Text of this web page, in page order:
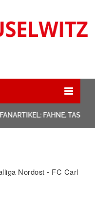
FAHNE,
Nordost - FC Carl